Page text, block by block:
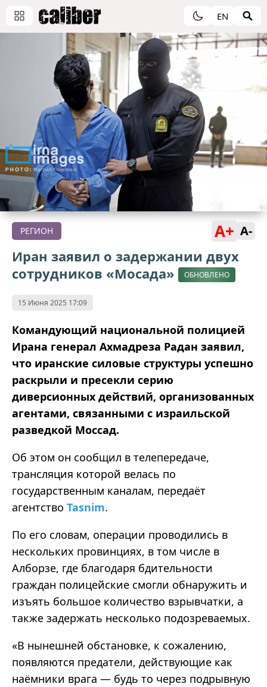
EN
РЕГИОН A+ A-
Иран заявил о задержании двух
сотрудников «Мосада»
ОБНОВЛЕНО
15 Июня 2025 17:09
Командующий национальной полицией
Ирана генерал Ахмадреза Радан заявил,
что иранские силовые структуры успешно
раскрыли и пресекли серию
диверсионных действий, организованных
агентами, связанными с израильской
разведкой Моссад.
Об этом он сообщил в телепередаче,
трансляция которой велась по
государственным каналам, передаёт
агентство Tasnim.
По его словам, операции проводились в
нескольких провинциях, в том числе в
Алборзе, где благодаря бдительности
граждан полицейские смогли обнаружить и
изъять большое количество взрывчатки, а
также задержать несколько подозреваемых.
«В нынешней обстановке, к сожалению,
появляются предатели, действующие как
наёмники врага — будь то через подрывную